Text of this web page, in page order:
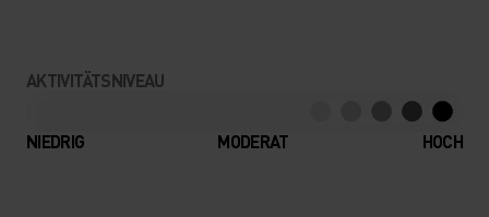
AKTIVITÄTSNIVEAU
NIEDRIG MODERAT HOCH